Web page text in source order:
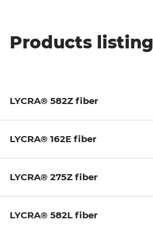
Products listing
LYCRA® 582Z fiber
LYCRA® 162E fiber
LYCRA® 275Z fiber
LYCRA® 582L fiber